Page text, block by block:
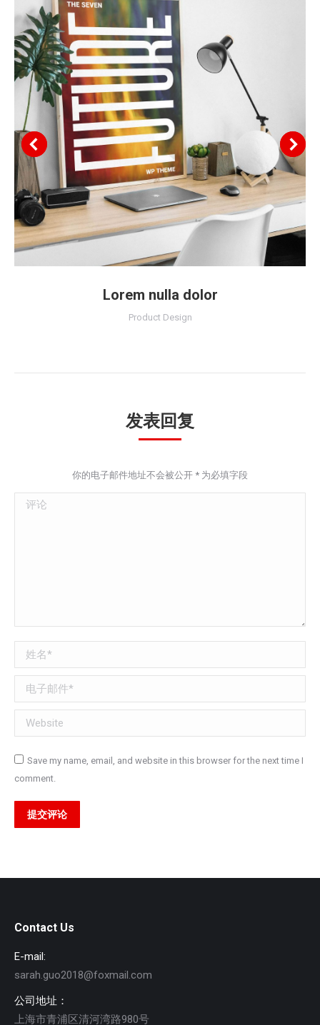
Lorem nulla dolor
Product Design
发表回复
你的电子邮件地址不会被公开 * 为必填字段
评论
姓名 *
电子邮件 *
Website
Save my name, email, and website in this browser for the next time I
comment.
提交评论
Contact Us
E-mail:
sarah.guo2018@foxmail.com
公司地址：
上海市青浦区清河湾路980号